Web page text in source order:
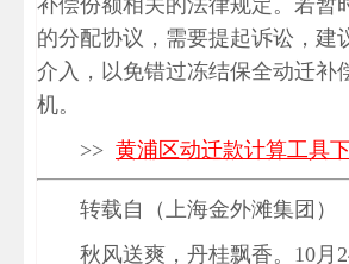
补偿份额相关的法律规定。若暂
的分配协议，需要提起诉讼，建
介入，以免错过冻结保全动迁补
机。
>> 黄浦区动迁款计算工具
转载自（上海金外滩集团）
秋风送爽，丹桂飘香。10月